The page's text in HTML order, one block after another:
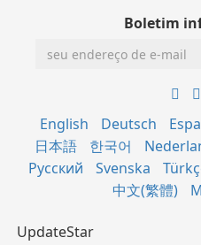
Boletim
English Deutsch
日本語
한국어
Русский
Svenska
中文(繁體)
UpdateStar